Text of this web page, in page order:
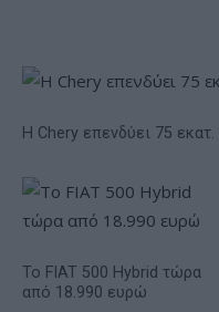
Η Chery επενδύει 75
Το FIAT 500 Hybrid τώρα
από 18.990 ευρώ